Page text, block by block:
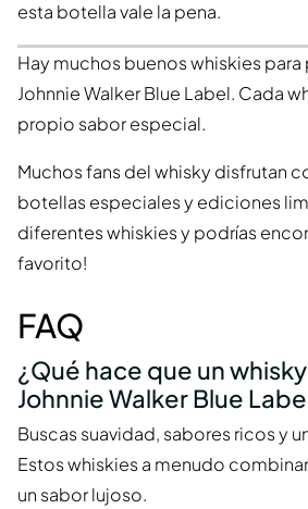
esta botella vale la pena.
Hay muchos buenos whiskies
Johnnie Walker Blue Label. Cada
propio sabor especial.
Muchos fans del whisky disfrutan
botellas especiales y ediciones
diferentes whiskies y podrías
favorito!
FAQ
¿Qué hace que un
Johnnie Walker Blue
Buscas suavidad, sabores ricos y
Estos whiskies a menudo
un sabor lujoso.